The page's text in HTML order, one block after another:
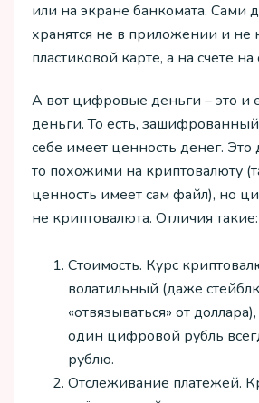
или на экране банкомата. Сами
хранятся не в приложении и не
пластиковой карте, а на счете
А вот цифровые деньги – это и
деньги. То есть,
себе имеет ценность денег. Это
то похожими на криптовалюту
ценность имеет сам файл), но
не криптовалюта. Отличия такие:
Стоимость. Курс
волатильный (даже
«отвязываться» от
один цифровой рубль
рублю.
Отслеживание платежей.